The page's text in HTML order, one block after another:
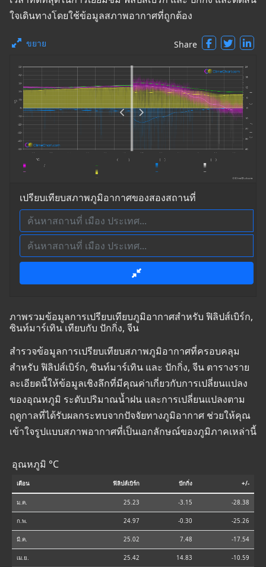
ใจเดินทางโดยใช้ข้อมูลสภาพอากาศที่ถูกต้อง
ขยาย Share
เปรียบเทียบสภาพภูมิอากาศของสองสถานที่
ภาพรวมข้อมูลการเปรียบเทียบภูมิอากาศสำหรับ ฟิลิปส์เบิร์ก,
ซินท์มาร์เทิน เทียบกับ ปักกิ่ง, จีน
สำรวจข้อมูลการเปรียบเทียบสภาพภูมิอากาศที่ครอบคลุม
สำหรับ ฟิลิปส์เบิร์ก, ซินท์มาร์เทิน และ ปักกิ่ง, จีน ตารางราย
ละเอียดนี้ให้ข้อมูลเชิงลึกที่มีคุณค่าเกี่ยวกับการเปลี่ยนแปลง
ของอุณหภูมิ ระดับปริมาณน้ำฝน และการเปลี่ยนแปลงตาม
ฤดูกาลที่ได้รับผลกระทบจากปัจจัยทางภูมิอากาศ ช่วยให้คุณ
เข้าใจรูปแบบสภาพอากาศที่เป็นเอกลักษณ์ของภูมิภาคเหล่านี้
อุณหภูมิ °C
เดือน ฟิลิปส์เบิร์ก ปักกิ่ง +/-
ม.ค. 25.23 -3.15 -28.38
ก.พ. 24.97 -0.30 -25.26
มี.ค. 25.02 7.48 -17.54
เม.ย. 25.42 14.83 -10.59